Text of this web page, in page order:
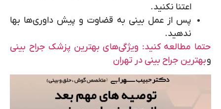
اعتنا نکنید.
پس از عمل بینی به قضاوت و پیش داوری‌ها بها
ندهید.
حتما مطالعه کنید: ویژگی‌های بهترین پزشک جراح بینی
وبهترین جراح بینی در تهران